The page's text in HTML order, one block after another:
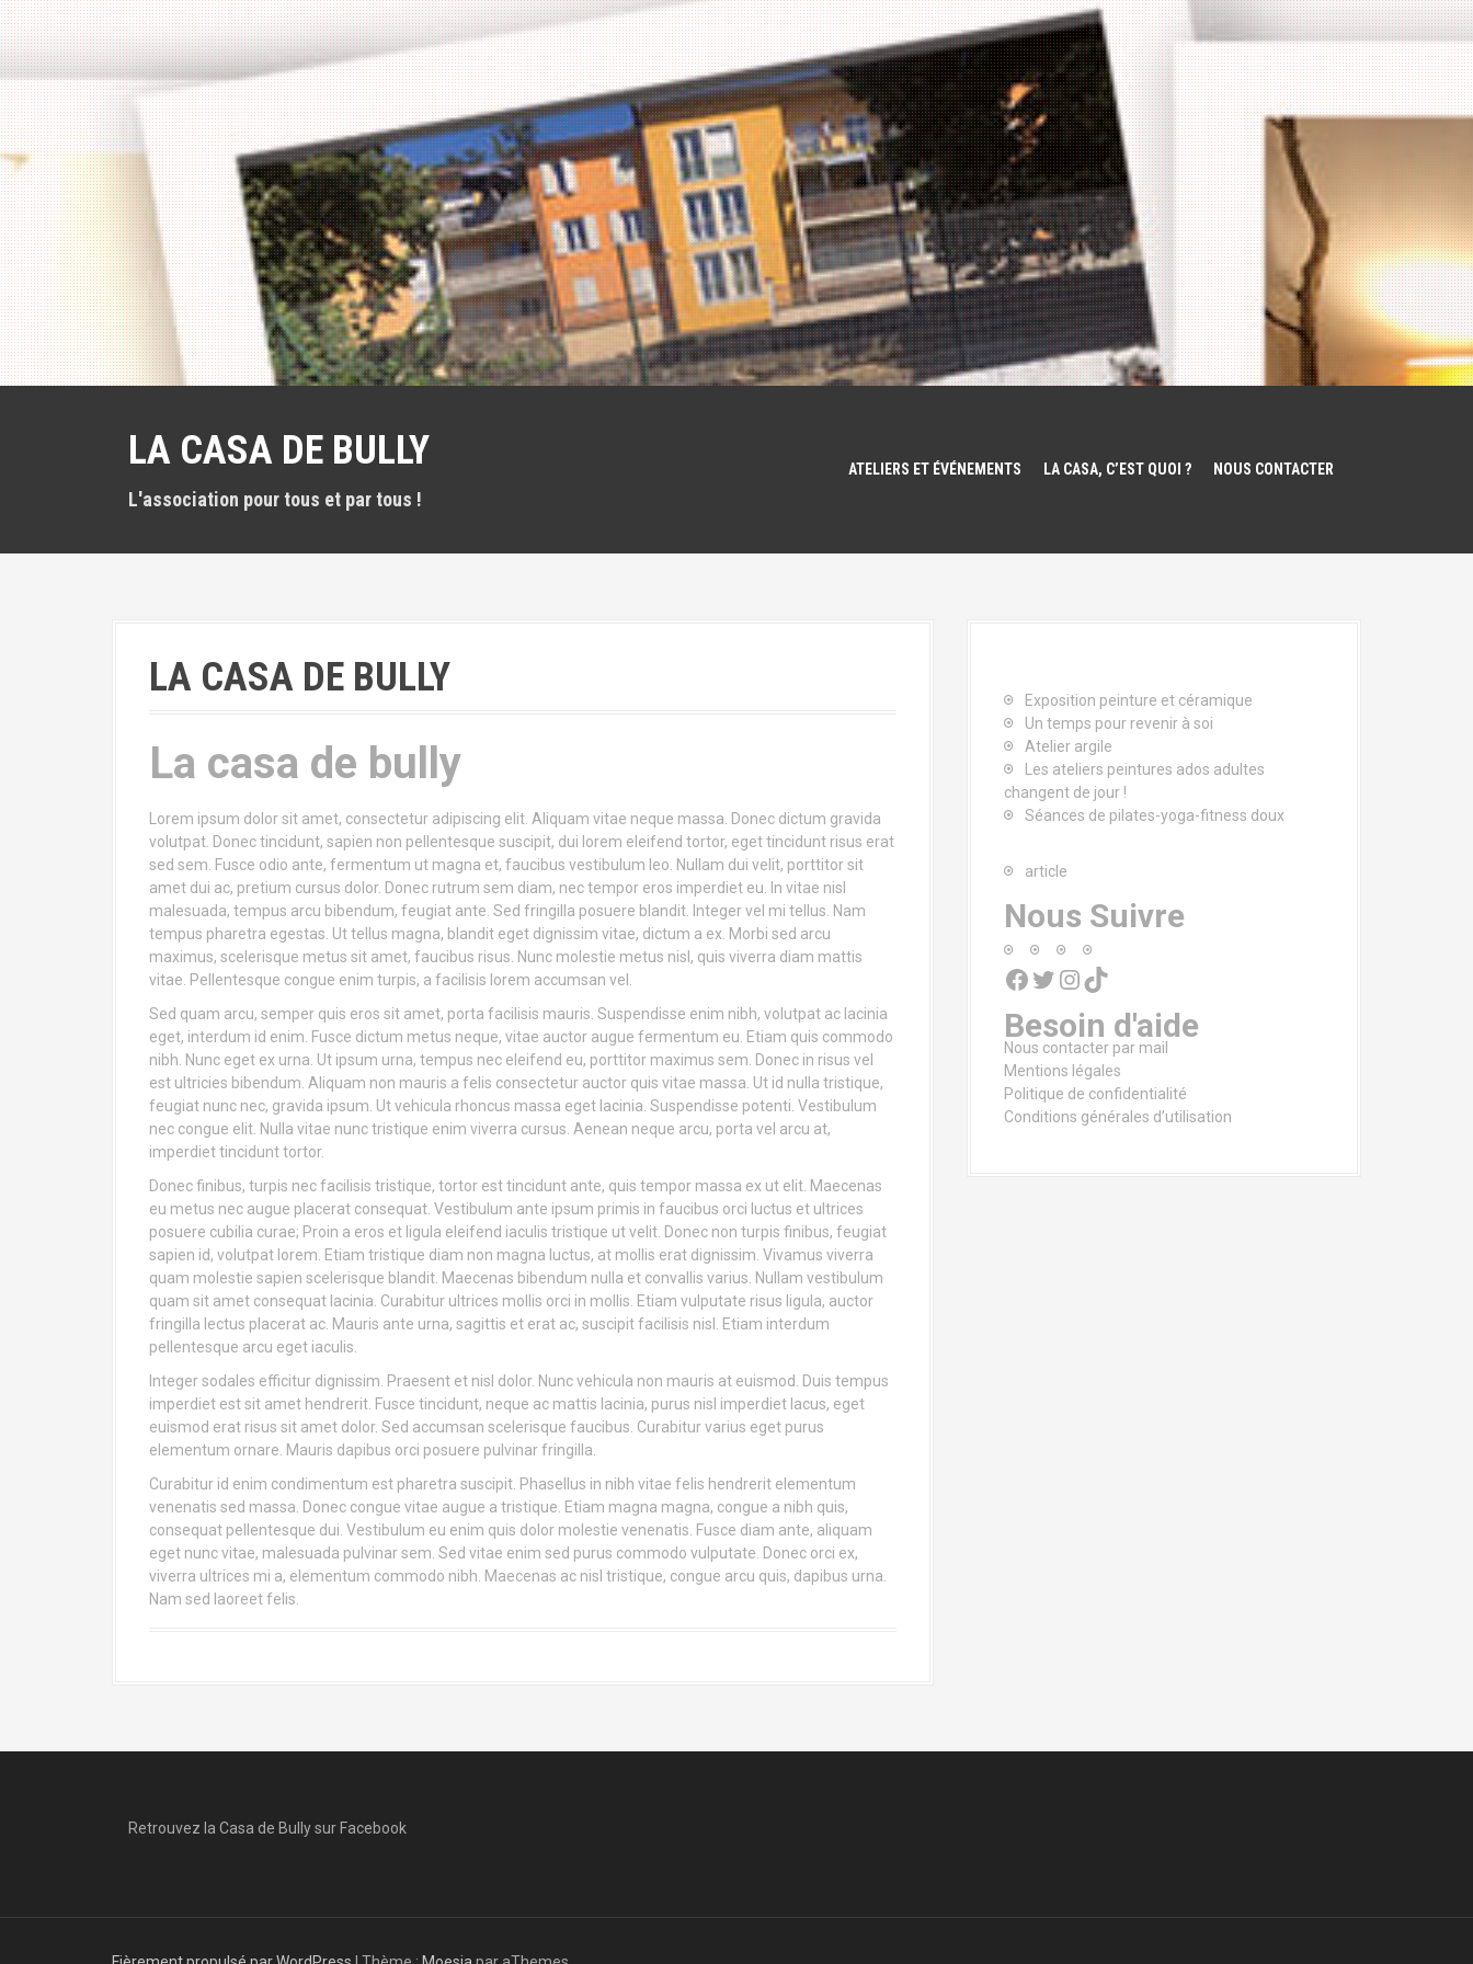
l
LA CASA DE BULLY
L'association pour tous et par tous !
ATELIERS ET ÉVÉNEMENTS LA CASA, C’EST QUOI ? NOUS CONTACTER
LA CASA DE BULLY
La casa de bully
Lorem ipsum dolor sit amet, consectetur adipiscing elit. Aliquam vitae neque massa. Donec dictum gravida
volutpat. Donec tincidunt, sapien non pellentesque suscipit, dui lorem eleifend tortor, eget tincidunt risus erat
sed sem. Fusce odio ante, fermentum ut magna et, faucibus vestibulum leo. Nullam dui velit, porttitor sit
amet dui ac, pretium cursus dolor. Donec rutrum sem diam, nec tempor eros imperdiet eu. In vitae nisl
malesuada, tempus arcu bibendum, feugiat ante. Sed fringilla posuere blandit. Integer vel mi tellus. Nam
tempus pharetra egestas. Ut tellus magna, blandit eget dignissim vitae, dictum a ex. Morbi sed arcu
maximus, scelerisque metus sit amet, faucibus risus. Nunc molestie metus nisl, quis viverra diam mattis
vitae. Pellentesque congue enim turpis, a facilisis lorem accumsan vel.
Sed quam arcu, semper quis eros sit amet, porta facilisis mauris. Suspendisse enim nibh, volutpat ac lacinia
eget, interdum id enim. Fusce dictum metus neque, vitae auctor augue fermentum eu. Etiam quis commodo
nibh. Nunc eget ex urna. Ut ipsum urna, tempus nec eleifend eu, porttitor maximus sem. Donec in risus vel
est ultricies bibendum. Aliquam non mauris a felis consectetur auctor quis vitae massa. Ut id nulla tristique,
feugiat nunc nec, gravida ipsum. Ut vehicula rhoncus massa eget lacinia. Suspendisse potenti. Vestibulum
nec congue elit. Nulla vitae nunc tristique enim viverra cursus. Aenean neque arcu, porta vel arcu at,
imperdiet tincidunt tortor.
Donec finibus, turpis nec facilisis tristique, tortor est tincidunt ante, quis tempor massa ex ut elit. Maecenas
eu metus nec augue placerat consequat. Vestibulum ante ipsum primis in faucibus orci luctus et ultrices
posuere cubilia curae; Proin a eros et ligula eleifend iaculis tristique ut velit. Donec non turpis finibus, feugiat
sapien id, volutpat lorem. Etiam tristique diam non magna luctus, at mollis erat dignissim. Vivamus viverra
quam molestie sapien scelerisque blandit. Maecenas bibendum nulla et convallis varius. Nullam vestibulum
quam sit amet consequat lacinia. Curabitur ultrices mollis orci in mollis. Etiam vulputate risus ligula, auctor
fringilla lectus placerat ac. Mauris ante urna, sagittis et erat ac, suscipit facilisis nisl. Etiam interdum
pellentesque arcu eget iaculis.
Integer sodales efficitur dignissim. Praesent et nisl dolor. Nunc vehicula non mauris at euismod. Duis tempus
imperdiet est sit amet hendrerit. Fusce tincidunt, neque ac mattis lacinia, purus nisl imperdiet lacus, eget
euismod erat risus sit amet dolor. Sed accumsan scelerisque faucibus. Curabitur varius eget purus
elementum ornare. Mauris dapibus orci posuere pulvinar fringilla.
Curabitur id enim condimentum est pharetra suscipit. Phasellus in nibh vitae felis hendrerit elementum
venenatis sed massa. Donec congue vitae augue a tristique. Etiam magna magna, congue a nibh quis,
consequat pellentesque dui. Vestibulum eu enim quis dolor molestie venenatis. Fusce diam ante, aliquam
eget nunc vitae, malesuada pulvinar sem. Sed vitae enim sed purus commodo vulputate. Donec orci ex,
viverra ultrices mi a, elementum commodo nibh. Maecenas ac nisl tristique, congue arcu quis, dapibus urna.
Nam sed laoreet felis.
Exposition peinture et céramique
Un temps pour revenir à soi
Atelier argile
Les ateliers peintures ados adultes
changent de jour !
Séances de pilates-yoga-fitness doux
article
Nous Suivre
Facebook Twitter InstagramTikTok
Besoin d'aide
Nous contacter par mail
Mentions légales
Politique de confidentialité
Conditions générales d’utilisation
Retrouvez la Casa de Bully sur Facebook